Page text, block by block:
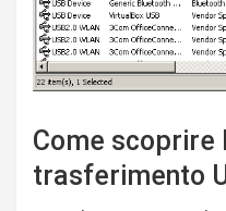
Come scoprire
trasferimento